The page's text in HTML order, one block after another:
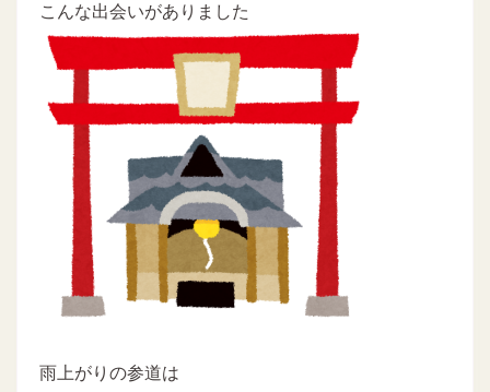
こんな出会いがありました
雨上がりの参道は